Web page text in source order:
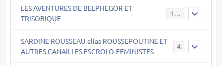
LES AVENTURES DE BELPHEGOR ET
TRISOBIQUE
147
SARDINE ROUSSEAU alias ROUSSEPOUTINE ET
AUTRES CANAILLES ESCROLO-FEMINISTES
40